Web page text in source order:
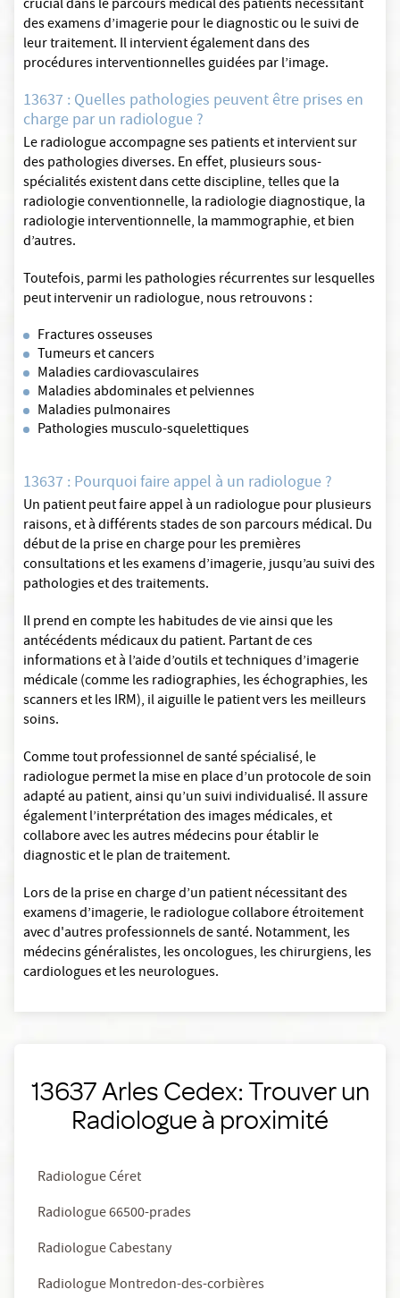
crucial dans le parcours médical des patients nécessitant
des examens d’imagerie pour le diagnostic ou le suivi de
leur traitement. Il intervient également dans des
procédures interventionnelles guidées par l’image.
13637 : Quelles pathologies peuvent être prises en
charge par un radiologue ?
Le radiologue accompagne ses patients et intervient sur
des pathologies diverses. En effet, plusieurs sous-
spécialités existent dans cette discipline, telles que la
radiologie conventionnelle, la radiologie diagnostique, la
radiologie interventionnelle, la mammographie, et bien
d’autres.
Toutefois, parmi les pathologies récurrentes sur lesquelles
peut intervenir un radiologue, nous retrouvons :
Fractures osseuses
Tumeurs et cancers
Maladies cardiovasculaires
Maladies abdominales et pelviennes
Maladies pulmonaires
Pathologies musculo-squelettiques
13637 : Pourquoi faire appel à un radiologue ?
Un patient peut faire appel à un radiologue pour plusieurs
raisons, et à différents stades de son parcours médical. Du
début de la prise en charge pour les premières
consultations et les examens d’imagerie, jusqu’au suivi des
pathologies et des traitements.
Il prend en compte les habitudes de vie ainsi que les
antécédents médicaux du patient. Partant de ces
informations et à l’aide d’outils et techniques d’imagerie
médicale (comme les radiographies, les échographies, les
scanners et les IRM), il aiguille le patient vers les meilleurs
soins.
Comme tout professionnel de santé spécialisé, le
radiologue permet la mise en place d’un protocole de soin
adapté au patient, ainsi qu’un suivi individualisé. Il assure
également l’interprétation des images médicales, et
collabore avec les autres médecins pour établir le
diagnostic et le plan de traitement.
Lors de la prise en charge d’un patient nécessitant des
examens d’imagerie, le radiologue collabore étroitement
avec d'autres professionnels de santé. Notamment, les
médecins généralistes, les oncologues, les chirurgiens, les
cardiologues et les neurologues.
13637 Arles Cedex: Trouver un
Radiologue à proximité
Radiologue Céret
Radiologue 66500-prades
Radiologue Cabestany
Radiologue Montredon-des-corbières